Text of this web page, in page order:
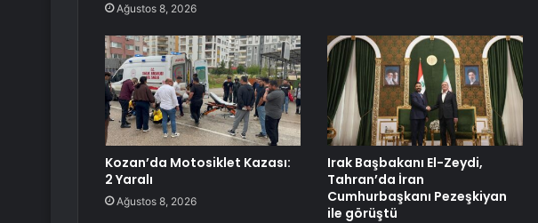
Ağustos 8, 2026
Kozan’da Motosiklet Kazası:
2 Yaralı
Ağustos 8, 2026
Irak Başbakanı El-Zeydi,
Tahran’da İran
Cumhurbaşkanı Pezeşkiyan
ile görüştü